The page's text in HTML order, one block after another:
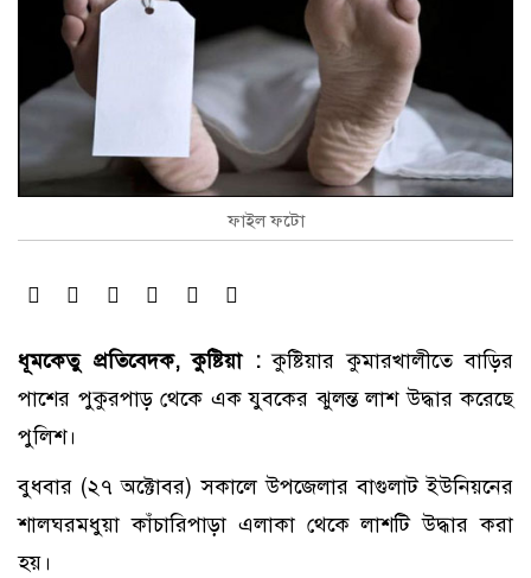
ফাইল ফটো
ধূমকেতু প্রতিবেদক, কুষ্টিয়া :কুষ্টিয়ার কুমারখালীতে বাড়ির
পাশের পুকুরপাড় থেকে এক যুবকের ঝুলন্ত লাশ উদ্ধার করেছে
পুলিশ।
বুধবার (২৭ অক্টোবর) সকালে উপজেলার বাগুলাট ইউনিয়নের
শালঘরমধুয়া কাঁচারিপাড়া এলাকা থেকে লাশটি উদ্ধার করা
হয়।